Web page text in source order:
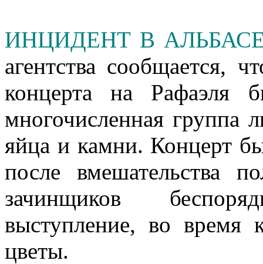
ИНЦИДЕНТ В
агентства сообщается,
концерта на Рафаэля
многочисленная группа
яйца и камни. Концерт
после вмешательства
зачинщиков
выступление, во время
цветы.